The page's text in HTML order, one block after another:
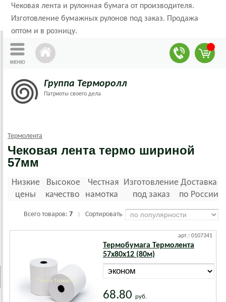
Чековая лента и рулонная бумага от производителя.
Изготовление бумажных рулонов под заказ. Продажа
оптом и в розницу.
Группа Терморолл
Патриоты своего дела
Термолента
Чековая лента термо шириной
57мм
Низкие
цены
Высокое
качество
Честная
намотка
Изготовление
под заказ
Доставка
по России
Всего товаров: 7 Сортировать
арт.: 0107341
Термобумага Термолента
57х80х12 (80м)
68.80 руб.